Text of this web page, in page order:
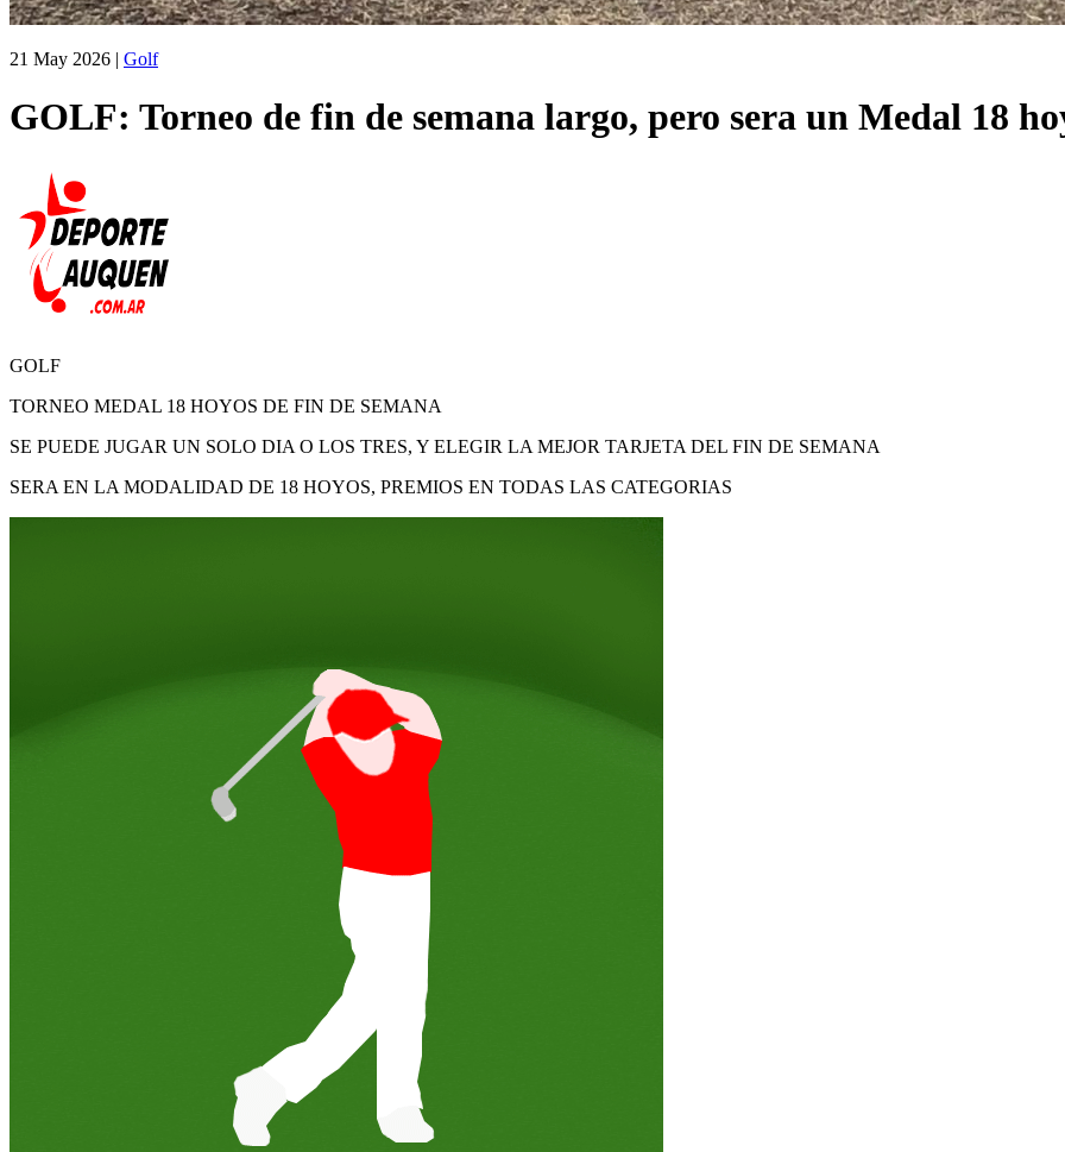
21 May 2026 | Golf
GOLF: Torneo de fin de semana largo, pero sera un Medal 18
GOLF
TORNEO MEDAL 18 HOYOS DE FIN DE SEMANA
SE PUEDE JUGAR UN SOLO DIA O LOS TRES, Y ELEGIR LA MEJOR TARJETA DEL FIN DE SEMANA
SERA EN LA MODALIDAD DE 18 HOYOS, PREMIOS EN TODAS LAS CATEGORIAS